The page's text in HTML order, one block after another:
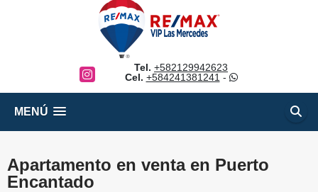
Instagram
Tel. +582129942623
Cel. +584241381241 -
MENÚ
Apartamento en venta en Puerto
Encantado